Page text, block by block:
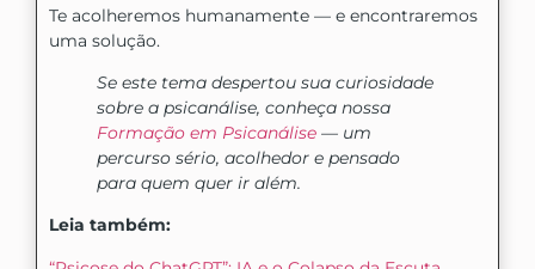
Te acolheremos humanamente — e encontraremos
uma solução.
Se este tema despertou sua curiosidade
sobre a psicanálise, conheça nossa
Formação em Psicanálise — um
percurso sério, acolhedor e pensado
para quem quer ir além.
Leia também: